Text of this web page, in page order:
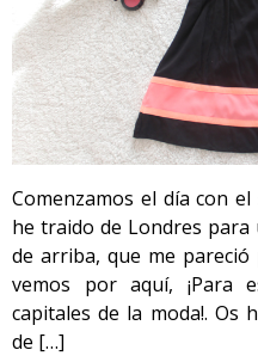
Comenzamos el día con
he traido de Londres
de arriba, que me
vemos por aquí, ¡Para
capitales de la moda!. Os
de […]